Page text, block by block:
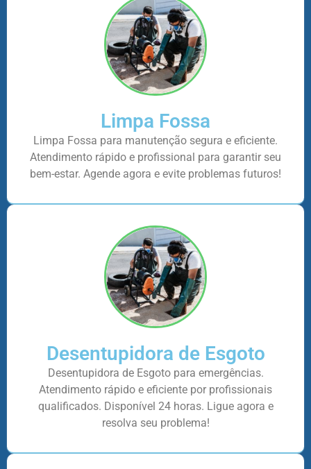
Limpa Fossa
Limpa Fossa para manutenção segura e eficiente.
Atendimento rápido e profissional para garantir seu
bem-estar. Agende agora e evite problemas futuros!
Desentupidora de Esgoto
Desentupidora de Esgoto para emergências.
Atendimento rápido e eficiente por profissionais
qualificados. Disponível 24 horas. Ligue agora e
resolva seu problema!